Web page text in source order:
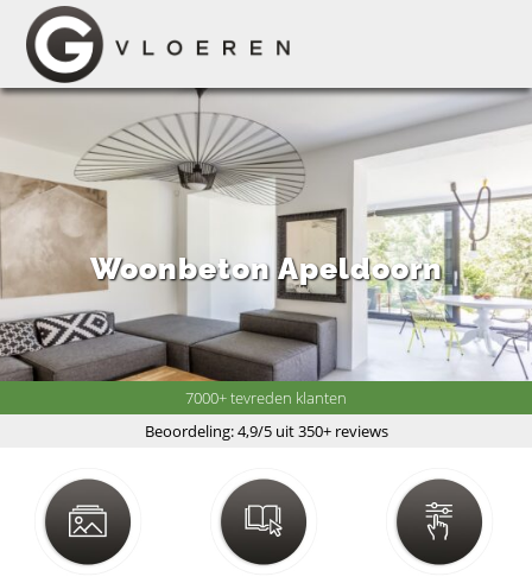
Woonbeton Apeldoorn
7000+ tevreden klanten
Beoordeling: 4,9/5 uit 350+ reviews